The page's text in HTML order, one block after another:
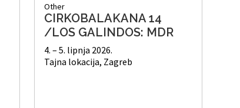
Other
CIRKOBALAKANA 14
/LOS GALINDOS: MDR
4. – 5. lipnja 2026.
Tajna lokacija, Zagreb